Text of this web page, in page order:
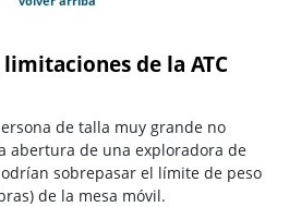
limitaciones de la ATC
de talla muy grande no
abertura de una exploradora de
sobrepasar el límite de peso
de la mesa móvil.